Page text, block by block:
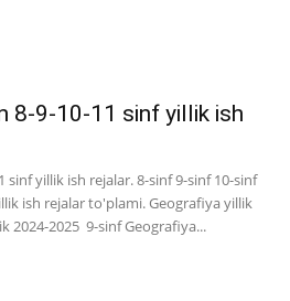
8-9-10-11 sinf yillik ish
sinf yillik ish rejalar. 8-sinf 9-sinf 10-sinf
ish rejalar to'plami. Geografiya yillik
2024-2025 9-sinf Geografiya...